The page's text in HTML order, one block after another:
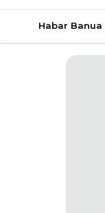
Habar Banua